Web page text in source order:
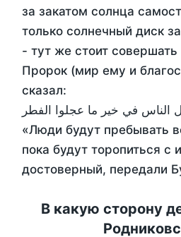
за закатом солнца
только солнечный диск
- тут же стоит
Пророк (мир ему и
сказал:
الناس في خير ما عجلوا الفطر
«Люди будут пребывать
пока будут торопиться с
достоверный, передали
В какую сторону